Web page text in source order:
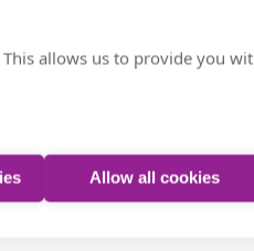
3.0
Zum
allows us to provide you
Allow all cookies